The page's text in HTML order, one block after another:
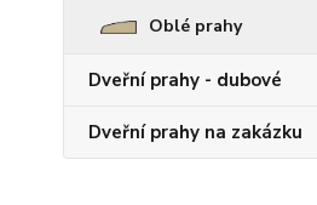
Oblé prahy
Dveřní prahy - dubové
Dveřní prahy na zakázku